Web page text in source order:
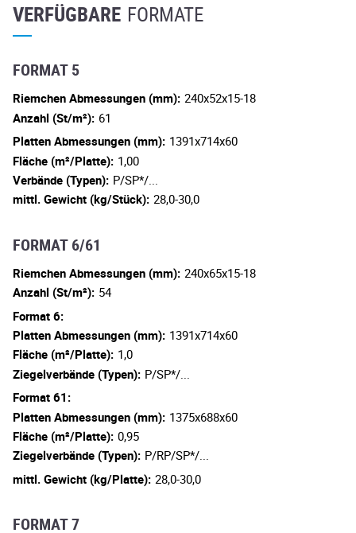
VERFÜGBARE FORMATE
FORMAT 5
Riemchen Abmessungen (mm): 240x52x15-18
Anzahl (St/m²): 61
Platten Abmessungen (mm): 1391x714x60
Fläche (m²/Platte): 1,00
Verbände (Typen): P/SP*/...
mittl. Gewicht (kg/Stück): 28,0-30,0
FORMAT 6/61
Riemchen Abmessungen (mm): 240x65x15-18
Anzahl (St/m²): 54
Format 6:
Platten Abmessungen (mm): 1391x714x60
Fläche (m²/Platte): 1,0
Ziegelverbände (Typen): P/SP*/...
Format 61:
Platten Abmessungen (mm): 1375x688x60
Fläche (m²/Platte): 0,95
Ziegelverbände (Typen): P/RP/SP*/...
mittl. Gewicht (kg/Platte): 28,0-30,0
FORMAT 7